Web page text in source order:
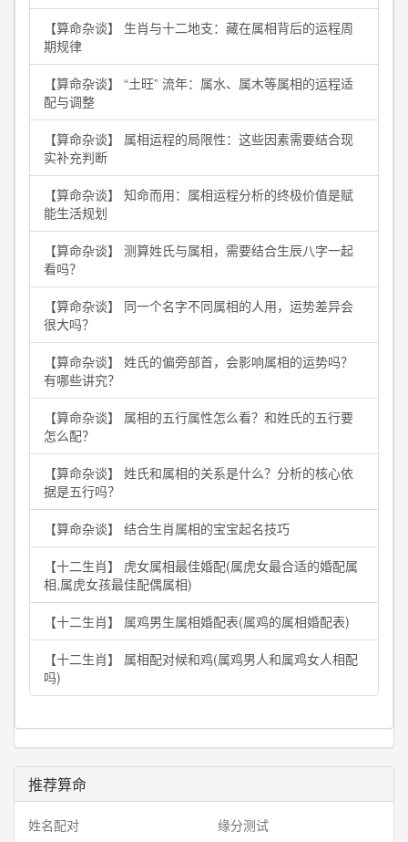
【算命杂谈】 生肖与十二地支：藏在属相背后的运程周
期规律
【算命杂谈】 “土旺” 流年：属水、属木等属相的运程适
配与调整
【算命杂谈】 属相运程的局限性：这些因素需要结合现
实补充判断
【算命杂谈】 知命而用：属相运程分析的终极价值是赋
能生活规划
【算命杂谈】 测算姓氏与属相，需要结合生辰八字一起
看吗？
【算命杂谈】 同一个名字不同属相的人用，运势差异会
很大吗？
【算命杂谈】 姓氏的偏旁部首，会影响属相的运势吗？
有哪些讲究？
【算命杂谈】 属相的五行属性怎么看？和姓氏的五行要
怎么配？
【算命杂谈】 姓氏和属相的关系是什么？分析的核心依
据是五行吗？
【算命杂谈】 结合生肖属相的宝宝起名技巧
【十二生肖】 虎女属相最佳婚配(属虎女最合适的婚配属
相,属虎女孩最佳配偶属相)
【十二生肖】 属鸡男生属相婚配表(属鸡的属相婚配表)
【十二生肖】 属相配对候和鸡(属鸡男人和属鸡女人相配
吗)
推荐算命
姓名配对 缘分测试